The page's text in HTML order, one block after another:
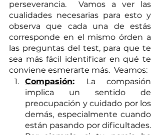
perseverancia.  Vamos a ver las
cualidades necesarias para esto y
observa que cada una de estás
corresponde en el mismo órden a
las preguntas del test, para que te
sea más fácil identificar en qué te
conviene esmerarte más.  Veamos:
Compasión: La compasión
implica un sentido de
preocupación y cuidado por los
demás, especialmente cuando
están pasando por dificultades.